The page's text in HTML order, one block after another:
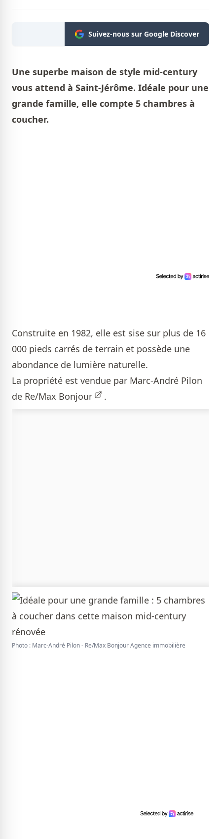
Suivez-nous sur Google Discover
Une superbe maison de style mid-century
vous attend à Saint-Jérôme. Idéale pour une
grande famille, elle compte 5 chambres à
coucher.
Construite en 1982, elle est sise sur plus de 16
000 pieds carrés de terrain et possède une
abondance de lumière naturelle.
La propriété est vendue par Marc-André Pilon
de Re/Max Bonjour
.
Photo : Marc-André Pilon - Re/Max Bonjour Agence immobilière